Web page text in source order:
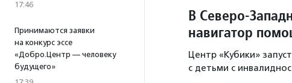
17:46
Принимаются заявки
на конкурс эссе
«Добро.Центр — человеку
будущего»
В Северо-
навигатор
Центр «Кубики»
с детьми с